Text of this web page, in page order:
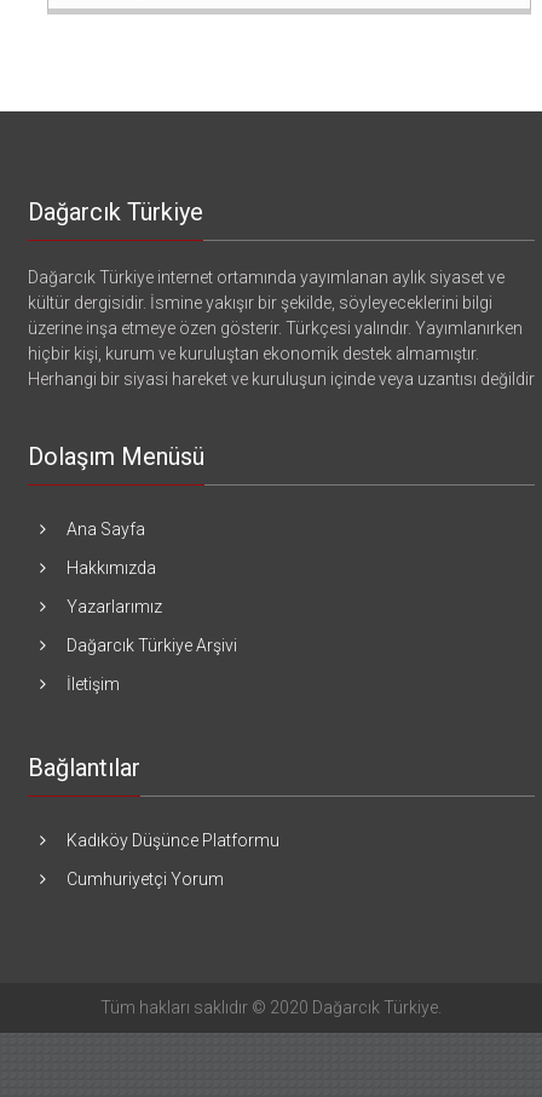
Dağarcık Türkiye
Dağarcık Türkiye internet ortamında yayımlanan aylık siyaset ve
kültür dergisidir. İsmine yakışır bir şekilde, söyleyeceklerini bilgi
üzerine inşa etmeye özen gösterir. Türkçesi yalındır. Yayımlanırken
hiçbir kişi, kurum ve kuruluştan ekonomik destek almamıştır.
Herhangi bir siyasi hareket ve kuruluşun içinde veya uzantısı değildir
Dolaşım Menüsü
Ana Sayfa
Hakkımızda
Yazarlarımız
Dağarcık Türkiye Arşivi
İletişim
Bağlantılar
Kadıköy Düşünce Platformu
Cumhuriyetçi Yorum
Tüm hakları saklıdır © 2020 Dağarcık Türkiye.